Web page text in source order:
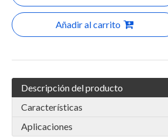
Añadir al carrito
Descripción del producto
Características
Aplicaciones